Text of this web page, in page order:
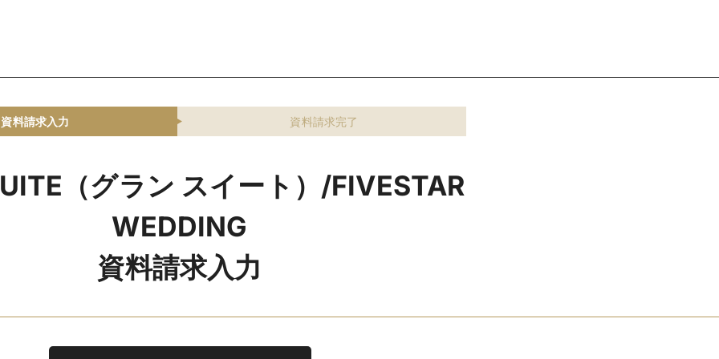
資料請求入力 資料請求完了
（グラン スイート）/FIVESTAR
WEDDING
資料請求入力